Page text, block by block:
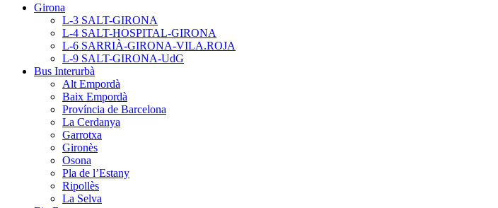
Girona
L-3 SALT-GIRONA
L-4 SALT-HOSPITAL-GIRONA
L-6 SARRIÀ-GIRONA-VILA.ROJA
L-9 SALT-GIRONA-UdG
Bus Interurbà
Alt Empordà
Baix Empordà
Província de Barcelona
La Cerdanya
Garrotxa
Gironès
Osona
Pla de l’Estany
Ripollès
La Selva